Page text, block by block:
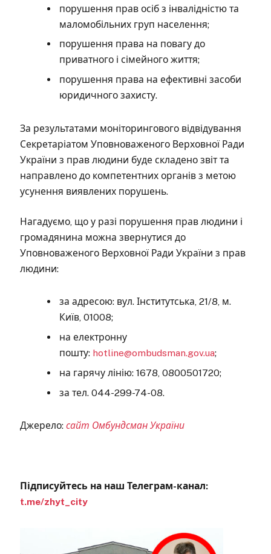
порушення прав осіб з інвалідністю та
маломобільних груп населення;
порушення права на повагу до
приватного і сімейного життя;
порушення права на ефективні засоби
юридичного захисту.
За результатами моніторингового відвідування
Секретаріатом Уповноваженого Верховної Ради
України з прав людини буде складено звіт та
направлено до компетентних органів з метою
усунення виявлених порушень.
Нагадуємо, що у разі порушення прав людини і
громадянина можна звернутися до
Уповноваженого Верховної Ради України з прав
людини:
за адресою: вул. Інститутська, 21/8, м.
Київ, 01008;
на електронну
пошту: hotline@ombudsman.gov.ua;
на гарячу лінію: 1678, 0800501720;
за тел. 044-299-74-08.
Джерело: сайт Омбундсман України
Підписуйтесь на наш Телеграм-канал:
t.me/zhyt_city